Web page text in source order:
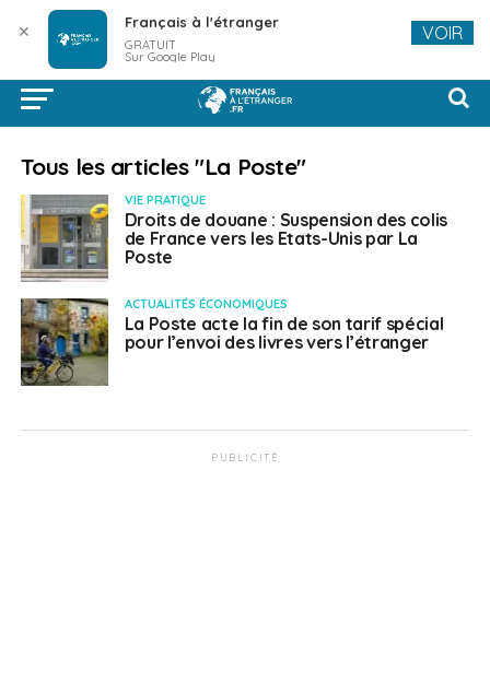
Tous les articles "La Poste"
VIE PRATIQUE
Droits de douane : Suspension des colis
de France vers les Etats-Unis par La
Poste
ACTUALITÉS ÉCONOMIQUES
La Poste acte la fin de son tarif spécial
pour l’envoi des livres vers l’étranger
PUBLICITÉ
✕ Français à l'étranger
GRATUIT
Sur Google Play
VOIR